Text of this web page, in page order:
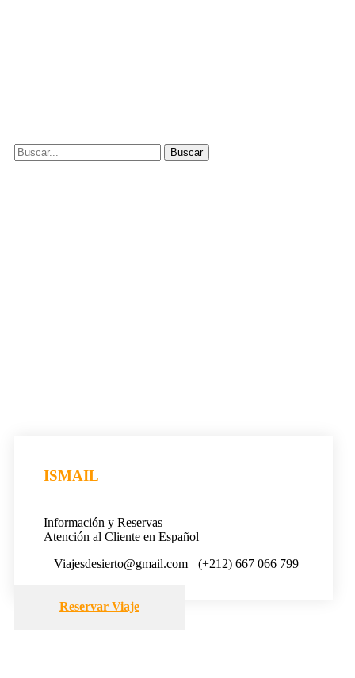
ISMAIL
Información y Reservas
Atención al Cliente en Español
Viajesdesierto@gmail.com
(+212) 667 066 799
Reservar Viaje